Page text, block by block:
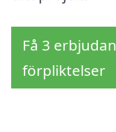
Få 3
förpliktelser